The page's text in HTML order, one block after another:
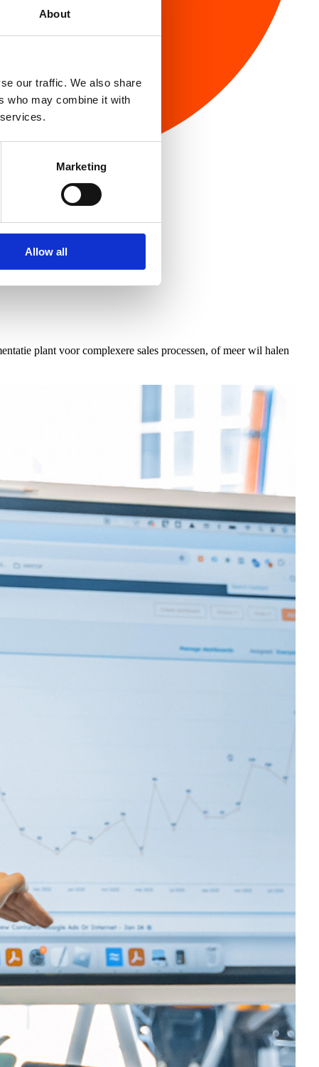
About
our traffic. We also share
who may combine it with
Marketing
Allow all
plant voor complexere sales processen, of meer wil halen